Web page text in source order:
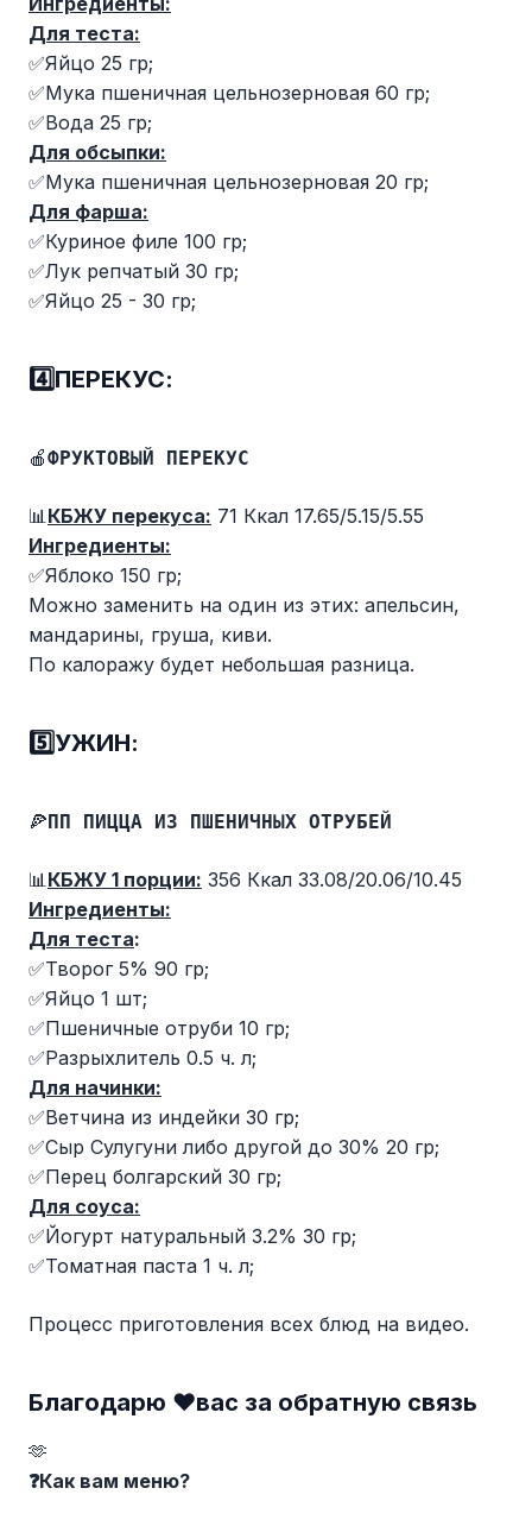
Для теста:
✅Яйцо 25 гр;
✅Мука пшеничная цельнозерновая 60 гр;
✅Вода 25 гр;
Для обсыпки:
✅Мука пшеничная цельнозерновая 20 гр;
Для фарша:
✅Куриное филе 100 гр;
✅Лук репчатый 30 гр;
✅Яйцо 25 - 30 гр;
4️⃣ПЕРЕКУС:
🍎ФРУКТОВЫЙ ПЕРЕКУС
📊КБЖУ перекуса: 71 Ккал 17.65/5.15/5.55
Ингредиенты:
✅Яблоко 150 гр;
Можно заменить на один из этих: апельсин,
мандарины, груша, киви.
По калоражу будет небольшая разница.
5️⃣УЖИН:
🍕 ПП ПИЦЦА ИЗ ПШЕНИЧНЫХ ОТРУБЕЙ
📊КБЖУ 1 порции: 356 Ккал 33.08/20.06/10.45
Ингредиенты:
Для теста:
✅Творог 5% 90 гр;
✅Яйцо 1 шт;
✅Пшеничные отруби 10 гр;
✅Разрыхлитель 0.5 ч. л;
Для начинки:
✅Ветчина из индейки 30 гр;
✅Сыр Сулугуни либо другой до 30% 20 гр;
✅Перец болгарский 30 гр;
Для соуса:
✅Йогурт натуральный 3.2% 30 гр;
✅Томатная паста 1 ч. л;
Процесс приготовления всех блюд на видео.
Благодарю ♥️вас за обратную связь
🫶
❓Как вам меню?